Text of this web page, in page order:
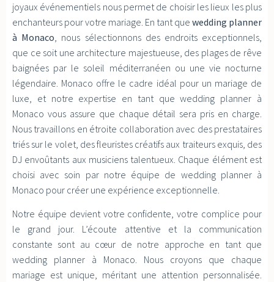
joyaux événementiels nous permet de choisir les lieux les plus
enchanteurs pour votre mariage. En tant que wedding planner
à Monaco, nous sélectionnons des endroits exceptionnels,
que ce soit une architecture majestueuse, des plages de rêve
baignées par le soleil méditerranéen ou une vie nocturne
légendaire. Monaco offre le cadre idéal pour un mariage de
luxe, et notre expertise en tant que wedding planner à
Monaco vous assure que chaque détail sera pris en charge.
Nous travaillons en étroite collaboration avec des prestataires
triés sur le volet, des fleuristes créatifs aux traiteurs exquis, des
DJ envoûtants aux musiciens talentueux. Chaque élément est
choisi avec soin par notre équipe de wedding planner à
Monaco pour créer une expérience exceptionnelle.
Notre équipe devient votre confidente, votre complice pour
le grand jour. L’écoute attentive et la communication
constante sont au cœur de notre approche en tant que
wedding planner à Monaco. Nous croyons que chaque
mariage est unique, méritant une attention personnalisée.